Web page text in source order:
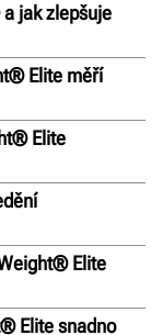
jak zlepšuje
Elite měří
Elite
Elite
Elite snadno